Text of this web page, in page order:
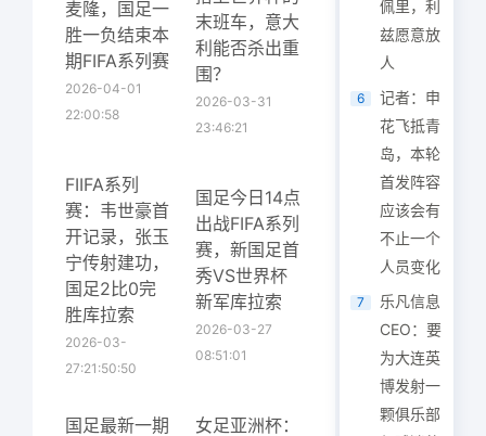
麦隆，国足一
胜一负结束本
期FIFA系列赛
2026-04-01
22:00:58
末班车，意大
利能否杀出重
围？
2026-03-31
23:46:21
FIIFA系列
赛：韦世豪首
开记录，张玉
宁传射建功，
国足2比0完
胜库拉索
2026-03-
27:21:50:50
国足今日14点
出战FIFA系列
赛，新国足首
秀VS世界杯
新军库拉索
2026-03-27
08:51:01
国足最新一期
女足亚洲杯：
佩里，利
兹愿意放
人
6
记者：申
花飞抵青
岛，本轮
首发阵容
应该会有
不止一个
人员变化
7
乐凡信息
CEO：要
为大连英
博发射一
颗俱乐部